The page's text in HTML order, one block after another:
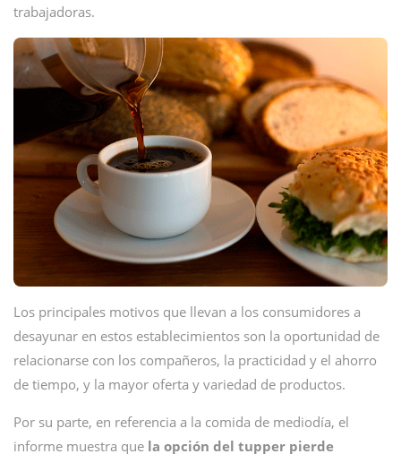
trabajadoras.
Los principales motivos que llevan a los consumidores a
desayunar en estos establecimientos son la oportunidad de
relacionarse con los compañeros, la practicidad y el ahorro
de tiempo, y la mayor oferta y variedad de productos.
Por su parte, en referencia a la comida de mediodía, el
informe muestra que la opción del tupper pierde